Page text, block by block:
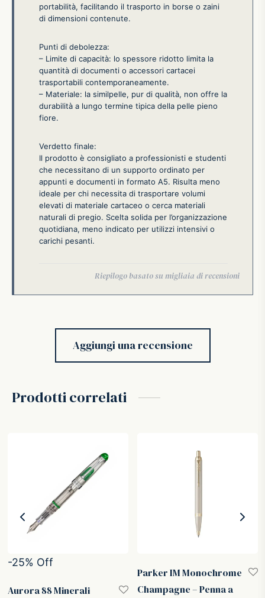
portabilità, facilitando il trasporto in borse o zaini
di dimensioni contenute.
Punti di debolezza:
– Limite di capacità: lo spessore ridotto limita la
quantità di documenti o accessori cartacei
trasportabili contemporaneamente.
– Materiale: la similpelle, pur di qualità, non offre la
durabilità a lungo termine tipica della pelle pieno
fiore.
Verdetto finale:
Il prodotto è consigliato a professionisti e studenti
che necessitano di un supporto ordinato per
appunti e documenti in formato A5. Risulta meno
ideale per chi necessita di trasportare volumi
elevati di materiale cartaceo o cerca materiali
naturali di pregio. Scelta solida per l’organizzazione
quotidiana, meno indicato per utilizzi intensivi o
carichi pesanti.
Aggiungi una recensione
Prodotti correlati
-25% Off
Aurora 88 Minerali
Parker IM Monochrome
Champagne – Penna a